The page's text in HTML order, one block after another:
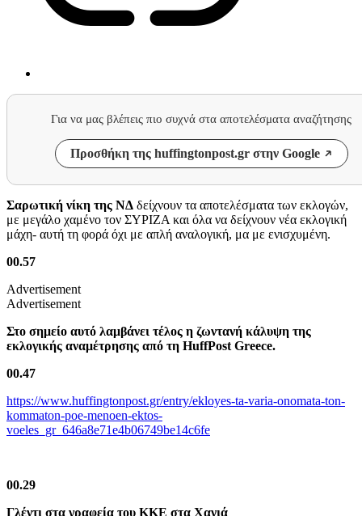
Για να μας βλέπεις πιο συχνά στα αποτελέσματα αναζήτησης
Προσθήκη της huffingtonpost.gr στην Google
Σαρωτική νίκη της ΝΔ δείχνουν τα αποτελέσματα των εκλογών,
με μεγάλο χαμένο τον ΣΥΡΙΖΑ και όλα να δείχνουν νέα εκλογική
μάχη- αυτή τη φορά όχι με απλή αναλογική, μα με ενισχυμένη.
00.57
Advertisement
Advertisement
Στο σημείο αυτό λαμβάνει τέλος η ζωντανή κάλυψη της
εκλογικής αναμέτρησης από τη HuffPost Greece.
00.47
https://www.huffingtonpost.gr/entry/ekloyes-ta-varia-onomata-ton-
kommaton-poe-menoen-ektos-
voeles_gr_646a8e71e4b06749be14c6fe
00.29
Γλέντι στα γραφεία του ΚΚΕ στα Χανιά